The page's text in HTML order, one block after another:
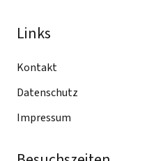
Links
Kontakt
Datenschutz
Impressum